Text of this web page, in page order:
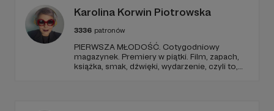
Maczulski oraz Wojciech Piotrowski.
Radzie Fundacji przewodniczy Paweł Zapadka.
W skład Rady Fundacji wchodzą również:
Marcin Kuźmiński, Piotr Krawcewicz,
Aleksandra Jaworska oraz Ryszard Kokot.
Karolina Korwin Piotrowska
3336 patronów
PIERWSZA MŁODOŚĆ. Cotygodniowy
magazynek. Premiery w piątki. Film, zapach,
książka, smak, dźwięki, wydarzenie, czyli to,